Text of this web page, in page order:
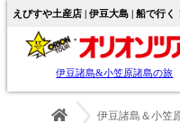
えびすや土産店 | 伊豆大島 | 船で行
伊豆諸島&小笠原諸島の旅
伊豆諸島＆小笠